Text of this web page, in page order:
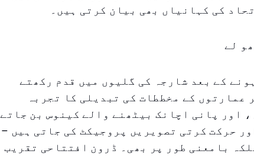
کی کہانیاں بھی بیان کرتی ہیں۔
لے
کے بعد شارجہ کی گلیوں میں قدم رکھتے
پر عمارتوں کے مخططات کی تبدیلی کا تجربہ
اور پانی اچانک بیٹھنے والے کینوس بن جاتے
حرکت کرتی تصویریں پروجیکٹ کی جاتی ہیں –
بامعنی طور پر بھی۔ ڈرون افتتاحی تقریب